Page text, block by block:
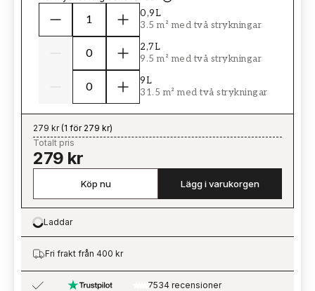
0,9L
3.5 m² med två strykningar
2,7L
9.5 m² med två strykningar
9L
31.5 m² med två strykningar
279 kr(1 för 279 kr)
Totalt pris
279 kr
Köp nu Lägg i varukorgen
Loading…
Laddar
Fri frakt från 400 kr
7534 recensioner